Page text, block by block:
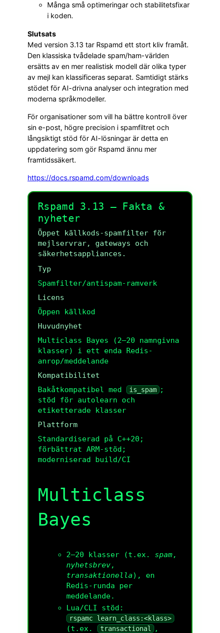
Många små optimeringar och stabilitetsfixar
i koden.
Slutsats
Med version 3.13 tar Rspamd ett stort kliv framåt.
Den klassiska tvådelade spam/ham-världen
ersätts av en mer realistisk modell där olika typer
av mejl kan klassificeras separat. Samtidigt stärks
stödet för AI-drivna analyser och integration med
moderna språkmodeller.
För organisationer som vill ha bättre kontroll över
sin e-post, högre precision i spamfiltret och
långsiktigt stöd för AI-lösningar är detta en
uppdatering som gör Rspamd ännu mer
framtidssäkert.
https://docs.rspamd.com/downloads
Rspamd 3.13 — Fakta &
nyheter
Öppet källkods-spamfilter för
mejlservrar, gateways och
säkerhetsappliances.
Typ
Spamfilter/antispam-ramverk
Licens
Öppen källkod
Huvudnyhet
Multiclass Bayes (2–20 namngivna
klasser) i ett enda Redis-
anrop/meddelande
Kompatibilitet
Bakåtkompatibel med
is_spam ;
stöd för autolearn och
etiketterade klasser
Plattform
Standardiserad på C++20;
förbättrat ARM-stöd;
moderniserad build/CI
Multiclass
Bayes
2–20 klasser (t.ex. spam,
nyhetsbrev,
transaktionella), en
Redis-runda per
meddelande.
Lua/CLI stöd:
rspamc learn_class:<klass>
(t.ex. transactional ,